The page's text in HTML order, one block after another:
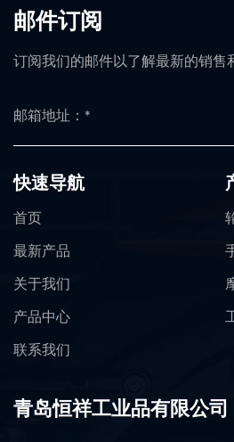
邮件订阅
订阅我们的邮件以了解最新的销售
快速导航
首页
最新产品
关于我们
产品中心
联系我们
青岛恒祥工业品有限公司